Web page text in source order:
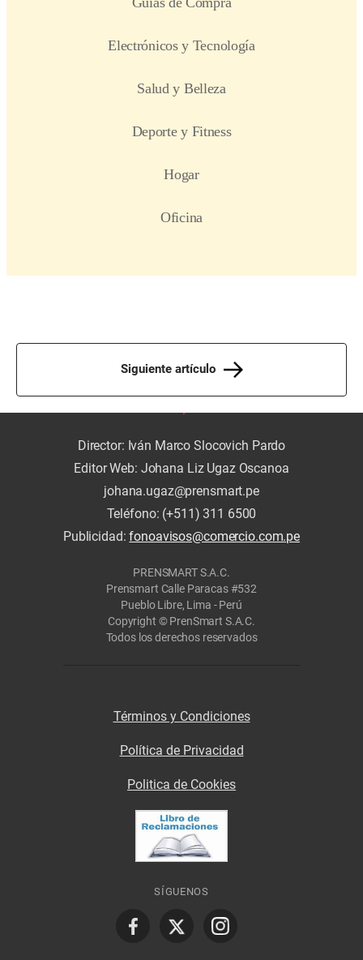
Siguiente artículo
Director: Iván Marco Slocovich Pardo
Editor Web: Johana Liz Ugaz Oscanoa
johana.ugaz@prensmart.pe
Teléfono: (+511) 311 6500
Publicidad:fonoavisos@comercio.com.pe
PRENSMART S.A.C.
Prensmart Calle Paracas #532
Pueblo Libre, Lima - Perú
Copyright © PrenSmart S.A.C.
Todos los derechos reservados
Términos y Condiciones
Política de Privacidad
Politica de Cookies
SÍGUENOS